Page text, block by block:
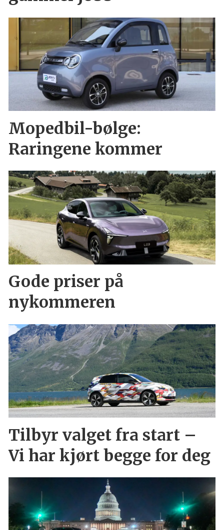
Mopedbil-bølge:
Raringene kommer
Gode priser på
nykommeren
Tilbyr valget fra start –
Vi har kjørt begge for deg